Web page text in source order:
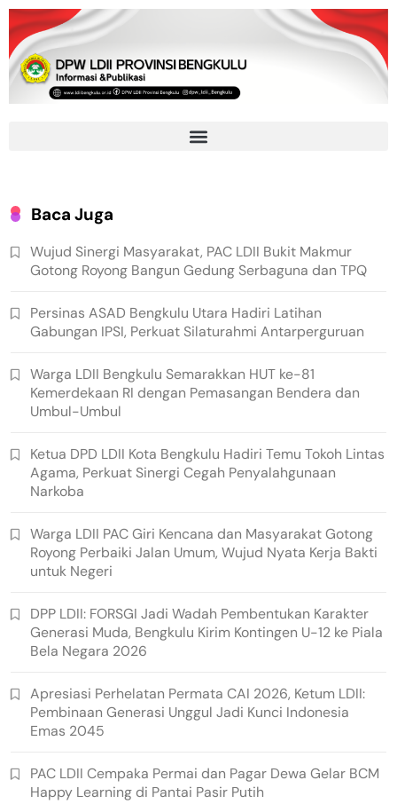
Baca Juga
Wujud Sinergi Masyarakat, PAC LDII Bukit Makmur
Gotong Royong Bangun Gedung Serbaguna dan TPQ
Persinas ASAD Bengkulu Utara Hadiri Latihan
Gabungan IPSI, Perkuat Silaturahmi Antarperguruan
Warga LDII Bengkulu Semarakkan HUT ke-81
Kemerdekaan RI dengan Pemasangan Bendera dan
Umbul-Umbul
Ketua DPD LDII Kota Bengkulu Hadiri Temu Tokoh Lintas
Agama, Perkuat Sinergi Cegah Penyalahgunaan
Narkoba
Warga LDII PAC Giri Kencana dan Masyarakat Gotong
Royong Perbaiki Jalan Umum, Wujud Nyata Kerja Bakti
untuk Negeri
DPP LDII: FORSGI Jadi Wadah Pembentukan Karakter
Generasi Muda, Bengkulu Kirim Kontingen U-12 ke Piala
Bela Negara 2026
Apresiasi Perhelatan Permata CAI 2026, Ketum LDII:
Pembinaan Generasi Unggul Jadi Kunci Indonesia
Emas 2045
PAC LDII Cempaka Permai dan Pagar Dewa Gelar BCM
Happy Learning di Pantai Pasir Putih